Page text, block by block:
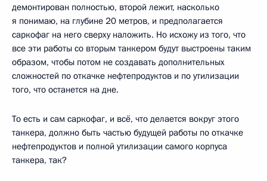
демонтирован полностью, второй лежит, насколько
я понимаю, на глубине 20 метров, и предполагается
саркофаг на него сверху наложить. Но исхожу из того, что
все эти работы со вторым танкером будут выстроены таким
образом, чтобы потом не создавать дополнительных
сложностей по откачке нефтепродуктов и по утилизации
того, что останется на дне.
То есть и сам саркофаг, и всё, что делается вокруг этого
танкера, должно быть частью будущей работы по откачке
нефтепродуктов и полной утилизации самого корпуса
танкера, так?